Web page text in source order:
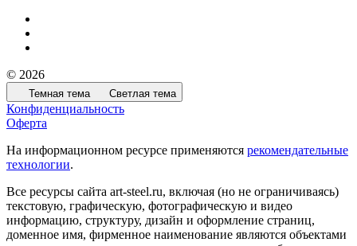
© 2026
Темная тема Светлая тема
Конфиденциальность
Оферта
На информационном ресурсе применяются рекомендательные
технологии.
Все ресурсы сайта art-steel.ru, включая (но не ограничиваясь)
текстовую, графическую, фотографическую и видео
информацию, структуру, дизайн и оформление страниц,
доменное имя, фирменное наименование являются объектами